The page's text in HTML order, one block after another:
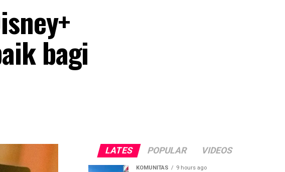
bagi
LATES POPULAR VIDEOS
KOMUNITAS 9 hours ago